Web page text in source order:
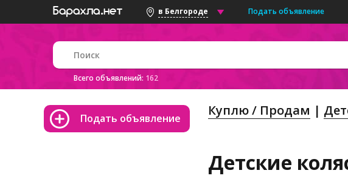
в Белгороде Подать объявление
Всего объявлений: 162
Подать объявление Куплю / Продам
Детские